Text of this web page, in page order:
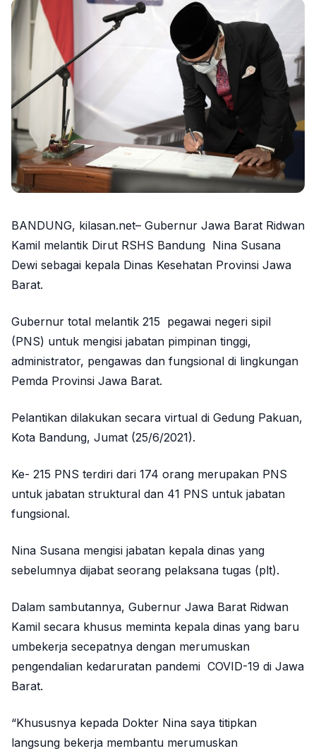
BANDUNG, kilasan.net– Gubernur Jawa Barat Ridwan
Kamil melantik Dirut RSHS Bandung Nina Susana
Dewi sebagai kepala Dinas Kesehatan Provinsi Jawa
Barat.
Gubernur total melantik 215 pegawai negeri sipil
(PNS) untuk mengisi jabatan pimpinan tinggi,
administrator, pengawas dan fungsional di lingkungan
Pemda Provinsi Jawa Barat.
Pelantikan dilakukan secara virtual di Gedung Pakuan,
Kota Bandung, Jumat (25/6/2021).
Ke- 215 PNS terdiri dari 174 orang merupakan PNS
untuk jabatan struktural dan 41 PNS untuk jabatan
fungsional.
Nina Susana mengisi jabatan kepala dinas yang
sebelumnya dijabat seorang pelaksana tugas (plt).
Dalam sambutannya, Gubernur Jawa Barat Ridwan
Kamil secara khusus meminta kepala dinas yang baru
umbekerja secepatnya dengan merumuskan
pengendalian kedaruratan pandemi COVID-19 di Jawa
Barat.
“Khususnya kepada Dokter Nina saya titipkan
langsung bekerja membantu merumuskan